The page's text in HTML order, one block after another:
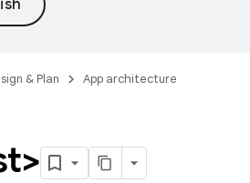
& Plan App architecture